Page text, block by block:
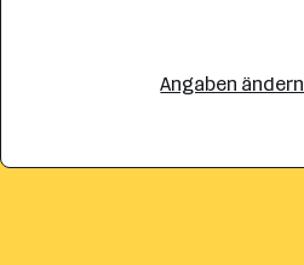
Angaben ändern